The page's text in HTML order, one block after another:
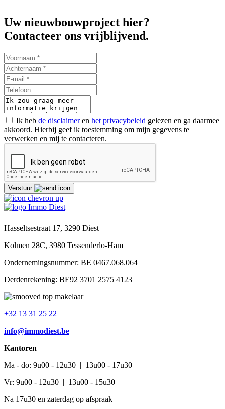
Uw nieuwbouwproject hier?
Contacteer ons vrijblijvend.
Ik heb de disclaimeren het privacybeleid gelezen en ga daarmee
akkoord. Hierbij geef ik toestemming om mijn gegevens te
verwerken en mij te contacteren.
Verstuur
Hasseltsestraat 17, 3290 Diest
Kolmen 28C, 3980 Tessenderlo-Ham
Ondernemingsnummer: BE 0467.068.064
Derdenrekening: BE92 3701 2575 4123
+32 13 31 25 22
info@immodiest.be
Kantoren
Ma - do: 9u00 - 12u30 | 13u00 - 17u30
Vr: 9u00 - 12u30 | 13u00 - 15u30
Na 17u30 en zaterdag op afspraak